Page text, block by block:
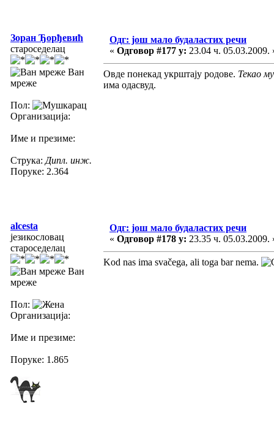
Зоран Ђорђевић
староседелац
Ван
мреже
Пол:
Организација:
Име и презиме:
Струка: Дипл. инж.
Поруке: 2.364
Одг: још мало будаластих речи
« Одговор #177 у: 23.04 ч. 05.03.2009.
Овде понекад укрштају родове. Текао
има одасвуд.
alcesta
језикословац
староседелац
Ван
мреже
Пол:
Организација:
Име и презиме:
Поруке: 1.865
Одг: још мало будаластих речи
« Одговор #178 у: 23.35 ч. 05.03.2009.
Kod nas ima svačega, ali toga bar nema.